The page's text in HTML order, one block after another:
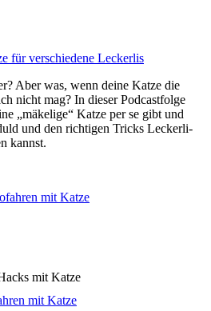
für verschiedene Leckerlis
Aber was, wenn deine Katze die
nicht mag? In dieser Podcastfolge
„mäkelige“ Katze per se gibt und
und den richtigen Tricks Leckerli-
kannst.
mit Katze
mit Katze